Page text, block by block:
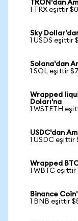
TRON'dan
1 TRX eşittir
Sky
1 USDS eşittir
Solana'dan
1 SOL eşittir
Wrapped
Doları'na
1 WSTETH
USDC'dan
1 USDC
Wrapped
1 WBTC
Binance
1 BNB eşittir